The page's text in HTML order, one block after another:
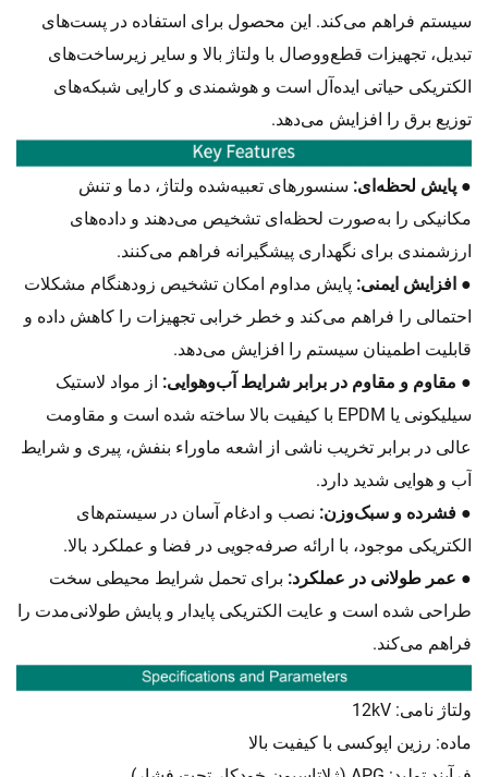
سیستم فراهم می‌کند. این محصول برای استفاده در پست‌های
تبدیل، تجهیزات قطع‌ووصال با ولتاژ بالا و سایر زیرساخت‌های
الکتریکی حیاتی ایده‌آل است و هوشمندی و کارایی شبکه‌های
توزیع برق را افزایش می‌دهد.
● پایش لحظه‌ای: سنسورهای تعبیه‌شده ولتاژ، دما و تنش
مکانیکی را به‌صورت لحظه‌ای تشخیص می‌دهند و داده‌های
ارزشمندی برای نگهداری پیشگیرانه فراهم می‌کنند.
● افزایش ایمنی: پایش مداوم امکان تشخیص زودهنگام مشکلات
احتمالی را فراهم می‌کند و خطر خرابی تجهیزات را کاهش داده و
قابلیت اطمینان سیستم را افزایش می‌دهد.
● مقاوم و مقاوم در برابر شرایط آب‌وهوایی: از مواد لاستیک
سیلیکونی یا EPDM با کیفیت بالا ساخته شده است و مقاومت
عالی در برابر تخریب ناشی از اشعه ماوراء بنفش، پیری و شرایط
آب و هوایی شدید دارد.
● فشرده و سبک‌وزن: نصب و ادغام آسان در سیستم‌های
الکتریکی موجود، با ارائه صرفه‌جویی در فضا و عملکرد بالا.
● عمر طولانی در عملکرد: برای تحمل شرایط محیطی سخت
طراحی شده است و عایت الکتریکی پایدار و پایش طولانی‌مدت را
فراهم می‌کند.
ولتاژ نامی: 12kV
ماده: رزین اپوکسی با کیفیت بالا